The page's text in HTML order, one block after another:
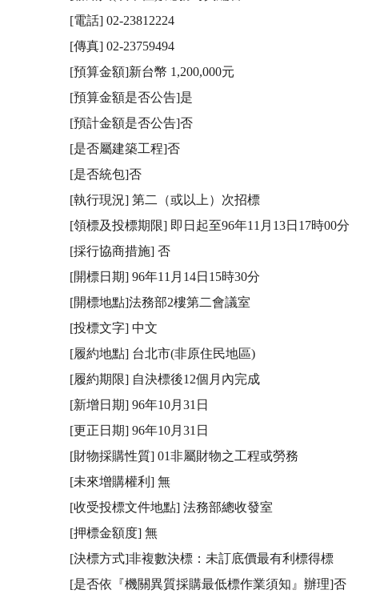
[電話] 02-23812224
[傳真] 02-23759494
[預算金額]新台幣 1,200,000元
[預算金額是否公告]是
[預計金額是否公告]否
[是否屬建築工程]否
[是否統包]否
[執行現況] 第二（或以上）次招標
[領標及投標期限] 即日起至96年11月13日17時00分
[採行協商措施] 否
[開標日期] 96年11月14日15時30分
[開標地點]法務部2樓第二會議室
[投標文字] 中文
[履約地點] 台北市(非原住民地區)
[履約期限] 自決標後12個月內完成
[新增日期] 96年10月31日
[更正日期] 96年10月31日
[財物採購性質] 01非屬財物之工程或勞務
[未來增購權利] 無
[收受投標文件地點] 法務部總收發室
[押標金額度] 無
[決標方式]非複數決標：未訂底價最有利標得標
[是否依『機關異質採購最低標作業須知』辦理]否